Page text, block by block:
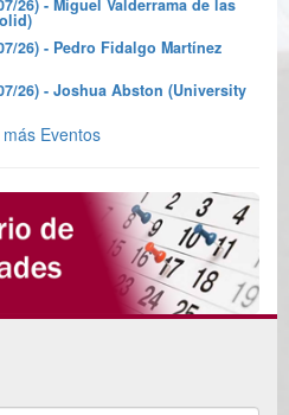
26) - Miguel Valderrama de las
26) - Pedro Fidalgo Martínez
26) - Joshua Abston (University
más Eventos